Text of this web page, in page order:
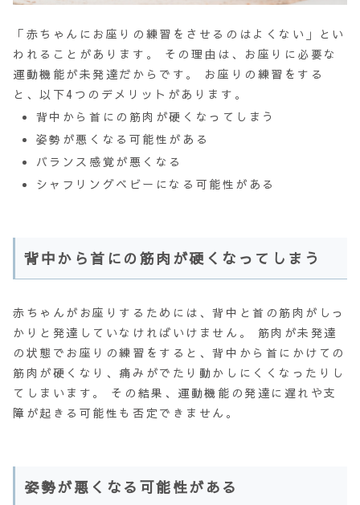
「赤ちゃんにお座りの練習をさせるのはよくない」
とい
われることがあります。 その理由は、お座りに必要な
運動機能が未発達だからです。 お座りの練習をする
と、以下4つのデメリットがあります。
背中から首にの筋肉が硬くなってしまう
姿勢が悪くなる可能性がある
バランス感覚が悪くなる
シャフリングベビーになる可能性がある
背中から首にの筋肉が硬くなってしまう
赤ちゃんがお座りするためには、背中と首の筋肉 がしっ
かりと発達していなければいけません。 筋肉が未発達
の状態でお座りの練習をすると、背中から首にかけての
筋肉が硬くなり、痛みがでたり動かしにくくなったりし
てしまいます。 その結果、運動機能の発達に遅れや支
障が起きる可能性も否定できません。
姿勢が悪くなる可能性がある